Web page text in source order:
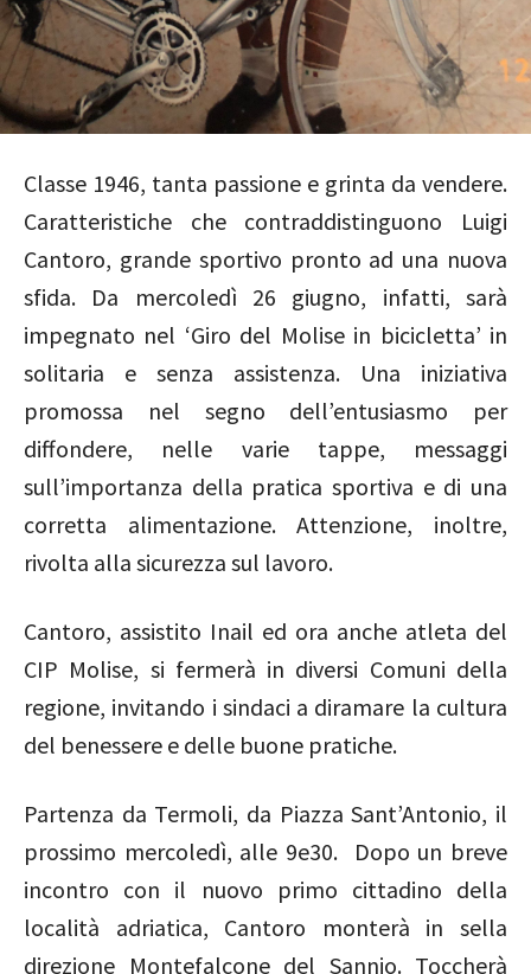
Classe 1946, tanta passione e grinta da vendere.
Caratteristiche che contraddistinguono Luigi
Cantoro, grande sportivo pronto ad una nuova
sfida. Da mercoledì 26 giugno, infatti, sarà
impegnato nel ‘Giro del Molise in bicicletta’ in
solitaria e senza assistenza. Una iniziativa
promossa nel segno dell’entusiasmo per
diffondere, nelle varie tappe, messaggi
sull’importanza della pratica sportiva e di una
corretta alimentazione. Attenzione, inoltre,
rivolta alla sicurezza sul lavoro.
Cantoro, assistito Inail ed ora anche atleta del
CIP Molise, si fermerà in diversi Comuni della
regione, invitando i sindaci a diramare la cultura
del benessere e delle buone pratiche.
Partenza da Termoli, da Piazza Sant’Antonio, il
prossimo mercoledì, alle 9e30. Dopo un breve
incontro con il nuovo primo cittadino della
località adriatica, Cantoro monterà in sella
direzione Montefalcone del Sannio. Toccherà